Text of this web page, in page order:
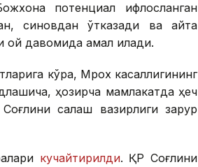
потенциал ифлосланган
синовдан ўтказади ва қайта
ой давомида амал қилади.
кўра, Mpox касаллигининг
ҳозирча мамлакатда ҳеч
сақлаш вазирлиги зарур
кучайтирилди. ҚР Соғлиқни